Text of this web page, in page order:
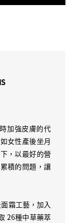
加強皮膚的代
女性產後坐月
，以最好的營
積的問題，讓
霜工藝，加入
26種中草藥萃